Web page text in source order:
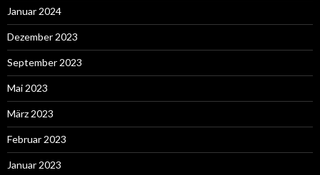
Januar 2024
Dezember 2023
September 2023
Mai 2023
März 2023
Februar 2023
Januar 2023